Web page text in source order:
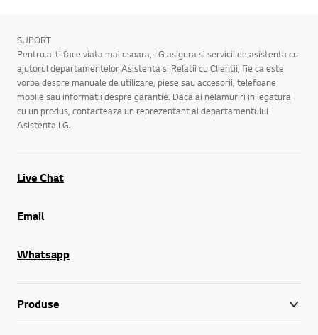
SUPORT
Pentru a-ti face viata mai usoara, LG asigura si servicii de asistenta cu
ajutorul departamentelor Asistenta si Relatii cu Clientii, fie ca este
vorba despre manuale de utilizare, piese sau accesorii, telefoane
mobile sau informatii despre garantie. Daca ai nelamuriri in legatura
cu un produs, contacteaza un reprezentant al departamentului
Asistenta LG.
Live Chat
Email
Whatsapp
Produse